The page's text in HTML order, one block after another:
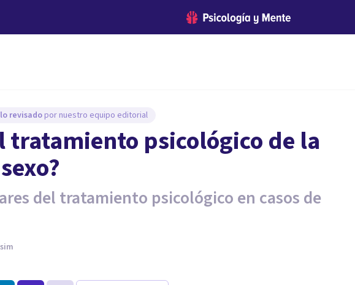
revisado por nuestro equipo editorial
tratamiento psicológico de la
del tratamiento psicológico en casos de